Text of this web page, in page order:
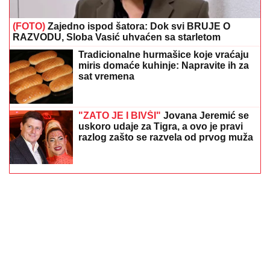
(FOTO) Zajedno ispod šatora: Dok svi BRUJE O
RAZVODU, Sloba Vasić uhvaćen sa starletom
Tradicionalne hurmašice koje vraćaju
miris domaće kuhinje: Napravite ih za
sat vremena
"ZATO JE I BIVŠI" Jovana Jeremić se
uskoro udaje za Tigra, a ovo je pravi
razlog zašto se razvela od prvog muža